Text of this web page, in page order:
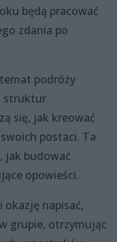
będą pracować
zdania po
podróży
struktur
się, jak kreować
postaci. Ta
jak budować
opowieści.
okazję napisać,
grupie, otrzymując